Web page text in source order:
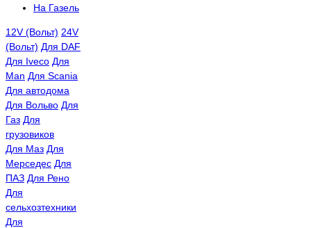
На Газель
12V (Вольт) 24V
(Вольт) Для DAF
Для Iveco Для
Man Для Scania
Для автодома
Для Вольво Для
Газ Для
грузовиков
Для Маз Для
Мерседес Для
ПАЗ Для Рено
Для
сельхозтехники
Для